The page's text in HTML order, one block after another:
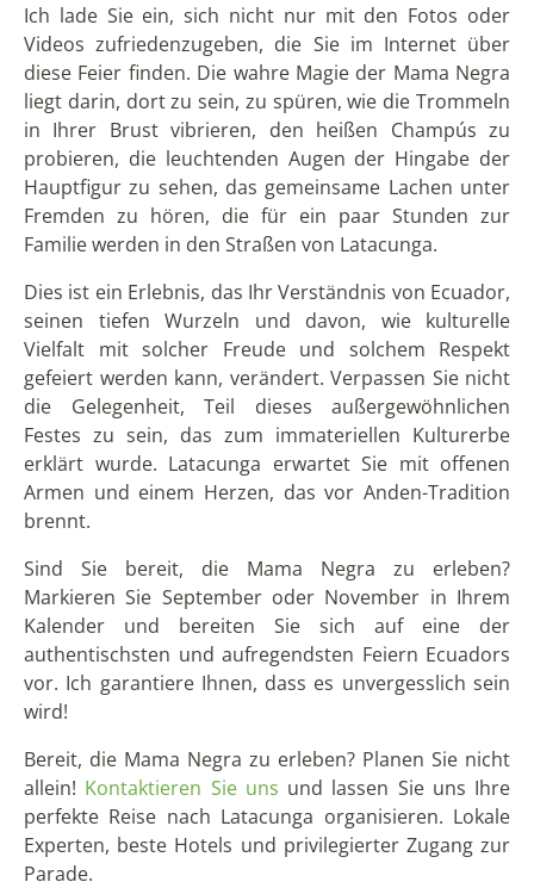
Ich lade Sie ein, sich nicht nur mit den Fotos oder
Videos zufriedenzugeben, die Sie im Internet über
diese Feier finden. Die wahre Magie der Mama Negra
liegt darin, dort zu sein, zu spüren, wie die Trommeln
in Ihrer Brust vibrieren, den heißen Champús zu
probieren, die leuchtenden Augen der Hingabe der
Hauptfigur zu sehen, das gemeinsame Lachen unter
Fremden zu hören, die für ein paar Stunden zur
Familie werden in den Straßen von Latacunga.
Dies ist ein Erlebnis, das Ihr Verständnis von Ecuador,
seinen tiefen Wurzeln und davon, wie kulturelle
Vielfalt mit solcher Freude und solchem Respekt
gefeiert werden kann, verändert. Verpassen Sie nicht
die Gelegenheit, Teil dieses außergewöhnlichen
Festes zu sein, das zum immateriellen Kulturerbe
erklärt wurde. Latacunga erwartet Sie mit offenen
Armen und einem Herzen, das vor Anden-Tradition
brennt.
Sind Sie bereit, die Mama Negra zu erleben?
Markieren Sie September oder November in Ihrem
Kalender und bereiten Sie sich auf eine der
authentischsten und aufregendsten Feiern Ecuadors
vor. Ich garantiere Ihnen, dass es unvergesslich sein
wird!
Bereit, die Mama Negra zu erleben? Planen Sie nicht
allein! Kontaktieren Sie uns und lassen Sie uns Ihre
perfekte Reise nach Latacunga organisieren. Lokale
Experten, beste Hotels und privilegierter Zugang zur
Parade.